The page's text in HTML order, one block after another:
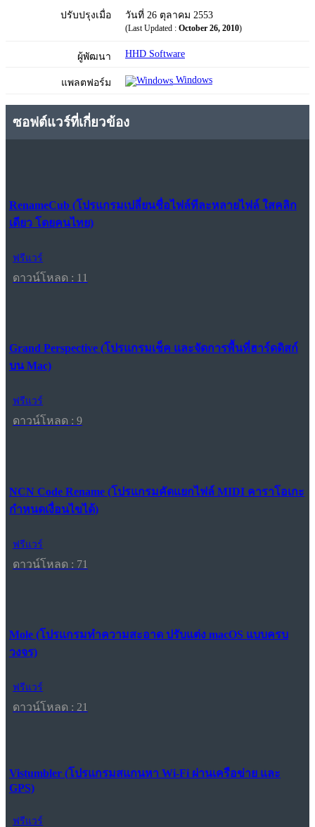
ปรับปรุงเมื่อ วันที่ 26 ตุลาคม 2553
(Last Updated : October 26, 2010)
ผู้พัฒนา HHD Software
แพลตฟอร์ม Windows
ซอฟต์แวร์ที่เกี่ยวข้อง
RenameCub (โปรแกรมเปลี่ยนชื่อไฟล์ทีละหลายไฟล์ ใสคลิก
เดียว โดยคนไทย)
ฟรีแวร์
ดาวน์โหลด : 11
Grand Perspective (โปรแกรมเช็ค และจัดการพื้นที่ฮาร์ดดิสก์
บน Mac)
ฟรีแวร์
ดาวน์โหลด : 9
NCN Code Rename (โปรแกรมคัดแยกไฟล์ MIDI คาราโอเกะ
กำหนดเงื่อนไขได้)
ฟรีแวร์
ดาวน์โหลด : 71
Mole (โปรแกรมทำความสะอาด ปรับแต่ง macOS แบบครบ
วงจร)
ฟรีแวร์
ดาวน์โหลด : 21
Vistumbler (โปรแกรมสแกนหา Wi-Fi ผ่านเครือข่าย และ
GPS)
ฟรีแวร์